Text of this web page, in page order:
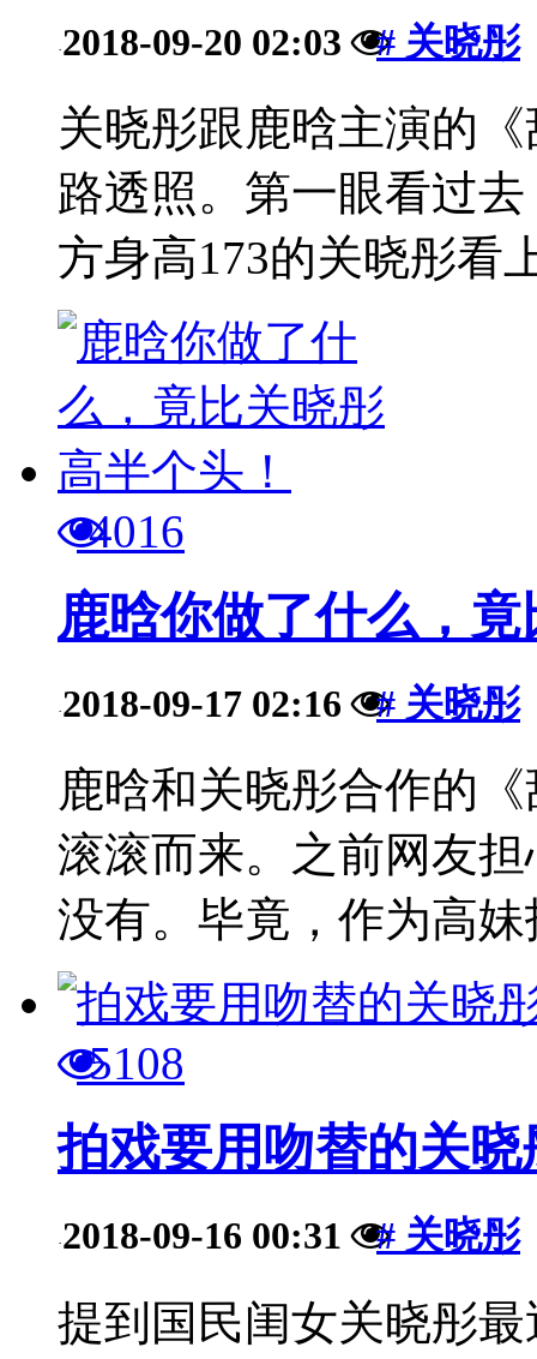
·2018-09-20 02:03 # 关晓彤
关晓彤跟鹿晗主演的
路透照。第一眼看过
方身高173的关晓彤看
4016
鹿晗你做了什么，
·2018-09-17 02:16 # 关晓彤
鹿晗和关晓彤合作的
滚滚而来。之前网友
没有。毕竟，作为高妹
5108
拍戏要用吻替的关
·2018-09-16 00:31 # 关晓彤
提到国民闺女关晓彤